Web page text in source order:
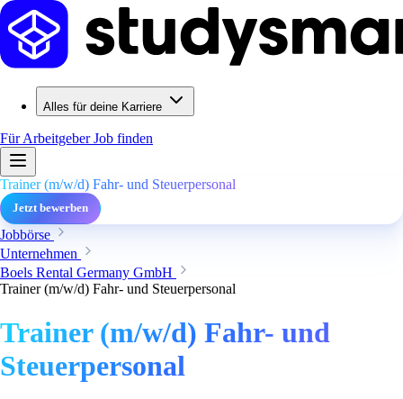
Alles für deine Karriere
Für ArbeitgeberJob finden
Trainer (m/w/d) Fahr- und Steuerpersonal
Jetzt bewerben
Jobbörse
Unternehmen
Boels Rental Germany GmbH
Trainer (m/w/d) Fahr- und Steuerpersonal
Trainer (m/w/d) Fahr- und
Steuerpersonal